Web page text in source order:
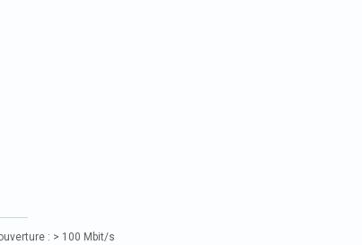
: > 100 Mbit/s